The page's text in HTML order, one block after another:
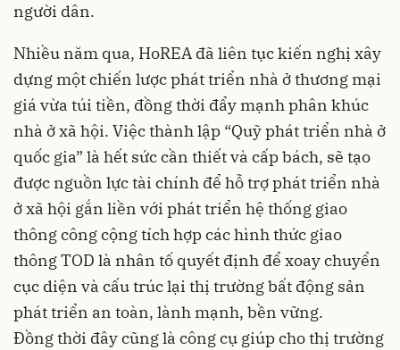
người dân.
Nhiều năm qua, HoREA đã liên tục kiến nghị xây
dựng một chiến lược phát triển nhà ở thương mại
giá vừa túi tiền, đồng thời đẩy mạnh phân khúc
nhà ở xã hội. Việc thành lập “Quỹ phát triển nhà ở
quốc gia” là hết sức cần thiết và cấp bách, sẽ tạo
được nguồn lực tài chính để hỗ trợ phát triển nhà
ở xã hội gắn liền với phát triển hệ thống giao
thông công cộng tích hợp các hình thức giao
thông TOD là nhân tố quyết định để xoay chuyển
cục diện và cấu trúc lại thị trường bất động sản
phát triển an toàn, lành mạnh, bền vững.
Đồng thời đây cũng là công cụ giúp cho thị trường